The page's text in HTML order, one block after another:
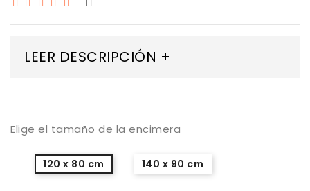
LEER DESCRIPCIÓN +
Elige el tamaño de la encimera
120 x 80 cm 140 x 90 cm